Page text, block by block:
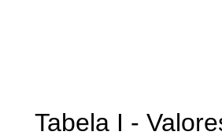
Tabela I -